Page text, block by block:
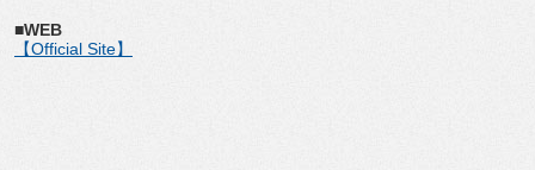
■WEB
【Official Site】